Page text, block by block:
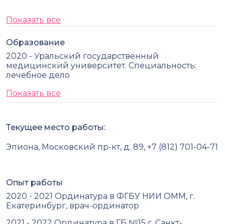
Показать все
Образование
2020 - Уральский государственный
медицинский университет. Специальность:
лечебное дело
Показать все
Текущее место работы:
Эпиона, Московский пр-кт, д. 89, +7 (812) 701-04-71
Опыт работы
2020 - 2021 Ординатура в ФГБУ НИИ ОММ, г.
Екатеринбург, врач-ординатор